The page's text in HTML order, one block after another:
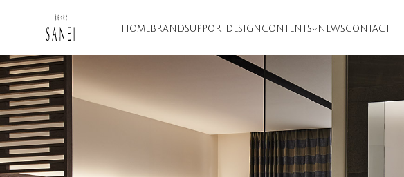
HOME BRANDSUPPORT DESIGN CONTENTS NEWSCONTACT